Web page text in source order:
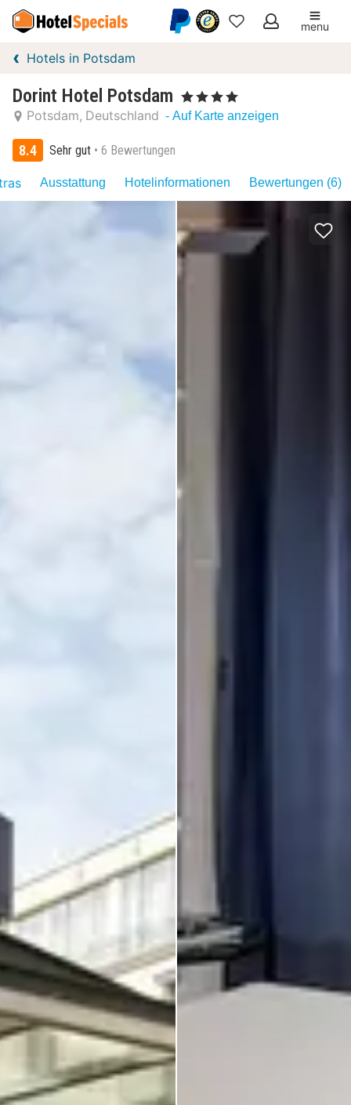
Meine
menu
Hotels in Potsdam
Dorint Hotel Potsdam , 4 Sterne
Potsdam Deutschland - Auf Karte anzeigen
8.4 Sehr gut 6 Bewertungen
Ausstattung Hotelinformationen Bewertungen (6)